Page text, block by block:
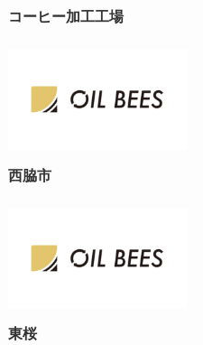
コーヒー加工工場
西脇市
東桜